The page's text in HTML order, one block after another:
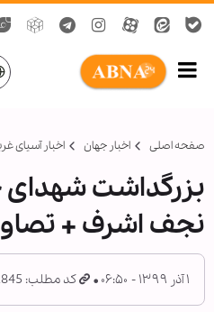
صفحه اصلی اخبار جهان اخبار آسیای
بزرگداشت شهدای
نجف اشرف +
۱ آذر ۱۳۹۹ - ۰۶:۵۰ کد مطلب: 1082845